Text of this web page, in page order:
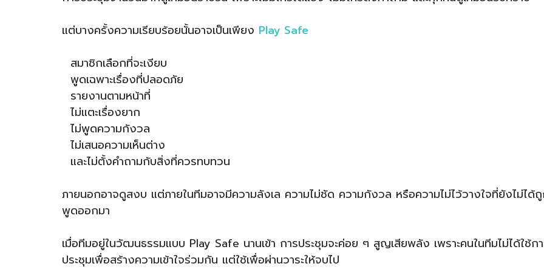
แต่บางครั้งความเรียบร้อยนั้นอาจเป็นเพียง Play Safe
สมาชิกเลือกที่จะเงียบ
พูดเฉพาะเรื่องที่ปลอดภัย
รายงานตามหน้าที่
ไม่แตะเรื่องยาก
ไม่พูดความกังวล
ไม่เสนอความเห็นต่าง
และไม่ตั้งคำถามกับสิ่งที่ควรทบทวน
ภายนอกอาจดูสงบ แต่ภายในทีมอาจมีความลังเล ความไม่ชัด ความกังวล หรือความไม่ไว้วางใจที่ยังไม่ได้
พูดออกมา
เมื่อทีมอยู่ในวัฒนธรรมแบบ Play Safe นานเข้า การประชุมจะค่อย ๆ สูญเสียพลัง เพราะคนในทีมไม่ได้ใช้ก
ประชุมเพื่อสร้างความเข้าใจร่วมกัน แต่ใช้เพื่อผ่านวาระให้จบไป